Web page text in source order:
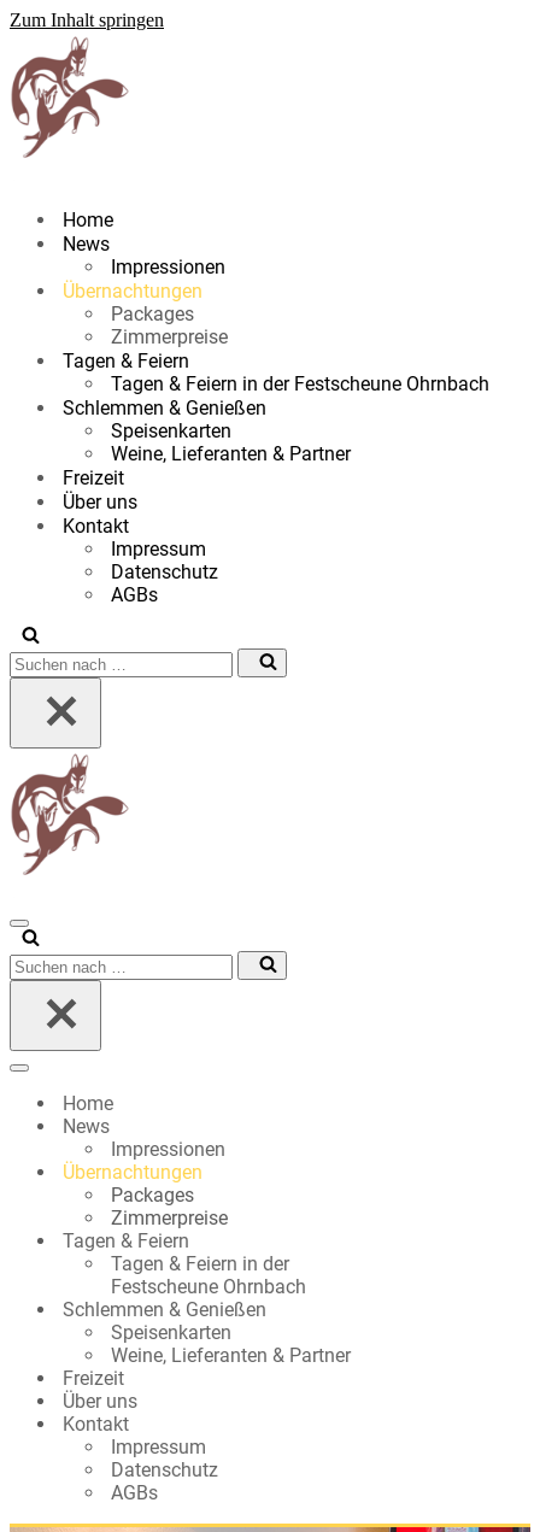
Zum Inhalt springen
Home
News
Impressionen
Übernachtungen
Packages
Zimmerpreise
Tagen & Feiern
Tagen & Feiern in der Festscheune Ohrnbach
Schlemmen & Genießen
Speisenkarten
Weine, Lieferanten & Partner
Freizeit
Über uns
Kontakt
Impressum
Datenschutz
AGBs
Suchen
nach …
Navigationsmenü
Suchen
nach …
Navigationsmenü
Home
News
Impressionen
Übernachtungen
Packages
Zimmerpreise
Tagen & Feiern
Tagen & Feiern in der
Festscheune Ohrnbach
Schlemmen & Genießen
Speisenkarten
Weine, Lieferanten & Partner
Freizeit
Über uns
Kontakt
Impressum
Datenschutz
AGBs